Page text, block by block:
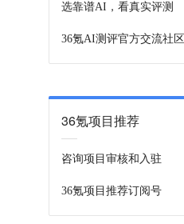
选靠谱AI，看真实评测
36氪AI测评官方交流社区
36氪项目推荐
咨询项目审核和入驻
36氪项目推荐订阅号